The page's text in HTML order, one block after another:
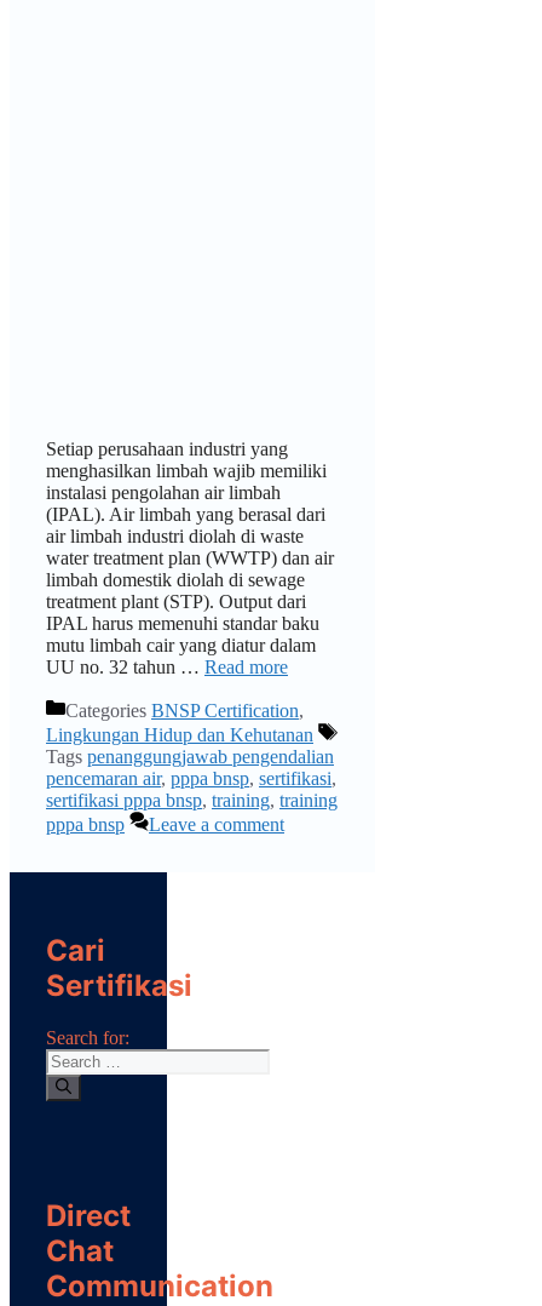
Setiap perusahaan industri yang
menghasilkan limbah wajib memiliki
instalasi pengolahan air limbah
(IPAL). Air limbah yang berasal dari
air limbah industri diolah di waste
water treatment plan (WWTP) dan air
limbah domestik diolah di sewage
treatment plant (STP). Output dari
IPAL harus memenuhi standar baku
mutu limbah cair yang diatur dalam
UU no. 32 tahun … Read more
Categories BNSP Certification,
Lingkungan Hidup dan Kehutanan
Tags penanggungjawab pengendalian
pencemaran air, pppa bnsp, sertifikasi,
sertifikasi pppa bnsp, training, training
pppa bnsp
Leave a comment
Cari
Sertifikasi
Search for:
Direct
Chat
Communication